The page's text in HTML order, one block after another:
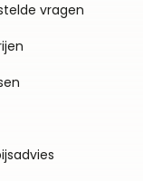
vragen